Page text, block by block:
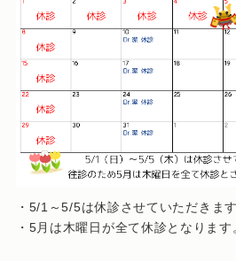
・5/1～5/5は休診させていただきます
・5月は木曜日が全て休診となります